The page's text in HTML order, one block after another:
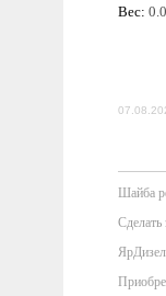
Вес:
Шайба
Сделать